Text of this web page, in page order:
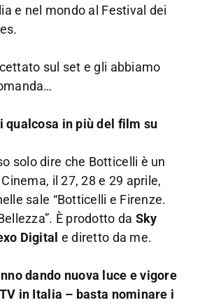
e nel mondo al Festival dei
sul set e gli abbiamo
qualcosa in più del film su
solo dire che Botticelli è un
il 27, 28 e 29 aprile,
sale “Botticelli e Firenze.
È prodotto da Sky
Digital e diretto da me.
dando nuova luce e vigore
in Italia – basta nominare i